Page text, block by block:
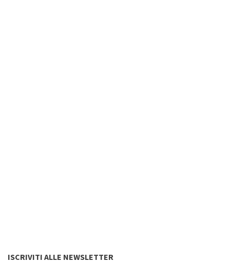
ISCRIVITI ALLE NEWSLETTER